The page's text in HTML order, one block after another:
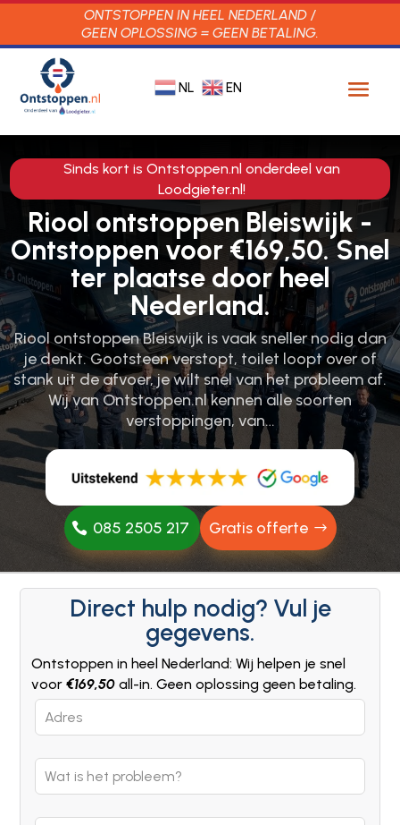
ONTSTOPPEN IN HEEL NEDERLAND /
GEEN OPLOSSING = GEEN BETALING.
NL EN
Sinds kort is Ontstoppen.nl onderdeel van
Loodgieter.nl!
Riool ontstoppen Bleiswijk -
Ontstoppen voor €169,50. Snel
ter plaatse door heel
Nederland.
Riool ontstoppen Bleiswijk is vaak sneller nodig dan
je denkt.​ Gootsteen verstopt, toilet loopt over of
stank uit de afvoer, je wilt snel van het probleem af.​
Wij van Ontstoppen.​nl kennen alle soorten
verstoppingen, van…
085 2505 217 Gratis offerte
Direct hulp nodig? Vul je
gegevens.
Ontstoppen in heel Nederland: Wij helpen je snel
voor€169,50 all-in. Geen oplossing geen betaling.
Leave
this
blank